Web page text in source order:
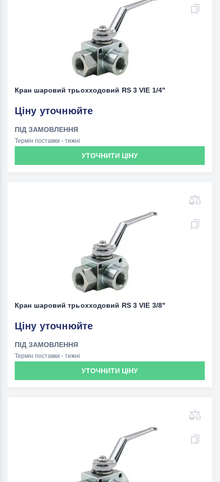
Кран шаровий трьохходовий RS 3 VIE 1/4"
Ціну уточнюйте
ПІД ЗАМОВЛЕННЯ
Термін поставки - тижні
УТОЧНИТИ ЦІНУ
Кран шаровий трьохходовий RS 3 VIE 3/8"
Ціну уточнюйте
ПІД ЗАМОВЛЕННЯ
Термін поставки - тижні
УТОЧНИТИ ЦІНУ